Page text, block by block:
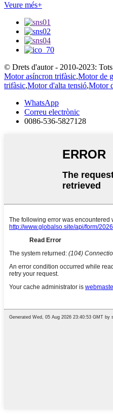
Veure més+
© Drets d'autor - 2010-2023: Tots
Motor asíncron trifàsic,Motor de
trifàsic,Motor d'alta tensió,Motor
WhatsApp
Correu electrònic
0086-536-5827128